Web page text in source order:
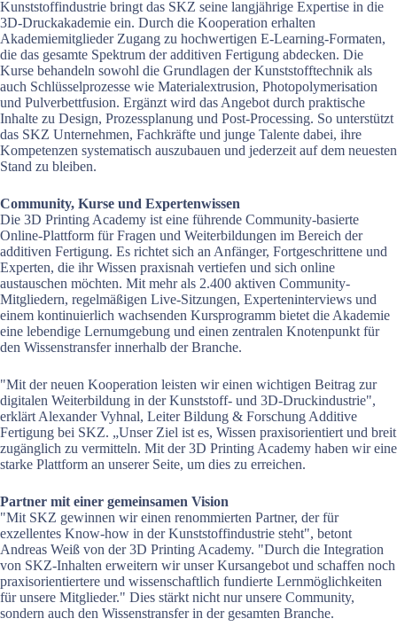
Kunststoffindustrie bringt das SKZ seine langjährige Expertise in die
3D-Druckakademie ein. Durch die Kooperation erhalten
Akademiemitglieder Zugang zu hochwertigen E-Learning-Formaten,
die das gesamte Spektrum der additiven Fertigung abdecken. Die
Kurse behandeln sowohl die Grundlagen der Kunststofftechnik als
auch Schlüsselprozesse wie Materialextrusion, Photopolymerisation
und Pulverbettfusion. Ergänzt wird das Angebot durch praktische
Inhalte zu Design, Prozessplanung und Post-Processing. So unterstützt
das SKZ Unternehmen, Fachkräfte und junge Talente dabei, ihre
Kompetenzen systematisch auszubauen und jederzeit auf dem neuesten
Stand zu bleiben.
Community, Kurse und Expertenwissen
Die 3D Printing Academy ist eine führende Community-basierte
Online-Plattform für Fragen und Weiterbildungen im Bereich der
additiven Fertigung. Es richtet sich an Anfänger, Fortgeschrittene und
Experten, die ihr Wissen praxisnah vertiefen und sich online
austauschen möchten. Mit mehr als 2.400 aktiven Community-
Mitgliedern, regelmäßigen Live-Sitzungen, Experteninterviews und
einem kontinuierlich wachsenden Kursprogramm bietet die Akademie
eine lebendige Lernumgebung und einen zentralen Knotenpunkt für
den Wissenstransfer innerhalb der Branche.
"Mit der neuen Kooperation leisten wir einen wichtigen Beitrag zur
digitalen Weiterbildung in der Kunststoff- und 3D-Druckindustrie",
erklärt Alexander Vyhnal, Leiter Bildung & Forschung Additive
Fertigung bei SKZ. „Unser Ziel ist es, Wissen praxisorientiert und breit
zugänglich zu vermitteln. Mit der 3D Printing Academy haben wir eine
starke Plattform an unserer Seite, um dies zu erreichen.
Partner mit einer gemeinsamen Vision
"Mit SKZ gewinnen wir einen renommierten Partner, der für
exzellentes Know-how in der Kunststoffindustrie steht", betont
Andreas Weiß von der 3D Printing Academy. "Durch die Integration
von SKZ-Inhalten erweitern wir unser Kursangebot und schaffen noch
praxisorientiertere und wissenschaftlich fundierte Lernmöglichkeiten
für unsere Mitglieder." Dies stärkt nicht nur unsere Community,
sondern auch den Wissenstransfer in der gesamten Branche.